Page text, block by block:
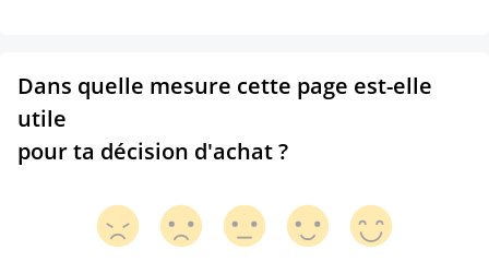
Dans quelle mesure cette page est-elle
utile
pour ta décision d'achat ?